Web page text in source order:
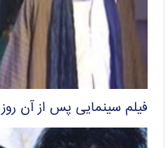
فیلم سینمایی پس از آن روز